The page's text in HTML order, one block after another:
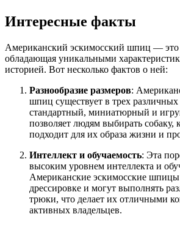
Интересные факты
Американский эскимосский шпиц — это
обладающая уникальными
историей. Вот несколько фактов о ней:
Разнообразие размеров:
шпиц существует в трех различных
стандартный, миниатюрный и
позволяет людям выбирать собаку,
подходит для их образа жизни и
Интеллект и обучаемость: Эта
высоким уровнем интеллекта и
Американские эскимосские шпицы
дрессировке и могут выполнять
трюки, что делает их отличными
активных владельцев.